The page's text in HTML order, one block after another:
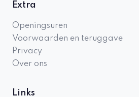
Extra
Openingsuren
Voorwaarden en teruggave
Privacy
Over ons
Links